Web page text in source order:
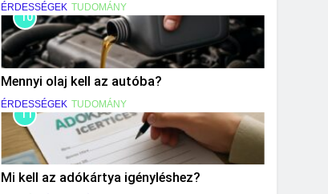
ÉRDESSÉGEK TUDOMÁNY
10
Mennyi olaj kell az autóba?
ÉRDESSÉGEK TUDOMÁNY
11
Mi kell az adókártya igényléshez?